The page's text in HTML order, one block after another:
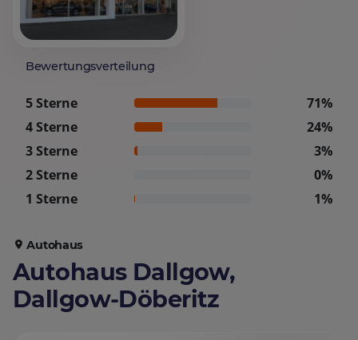
Bewertungsverteilung
5 Sterne
71%
4 Sterne
24%
3 Sterne
3%
2 Sterne
0%
1 Sterne
1%
Autohaus
Autohaus Dallgow,
Dallgow-Döberitz